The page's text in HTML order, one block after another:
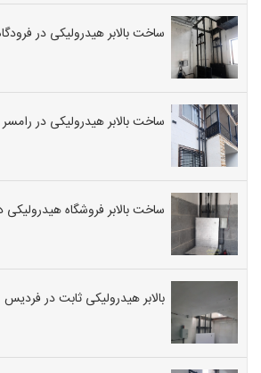
ساخت بالابر هیدرولیکی در
ساخت بالابر هیدرولیکی در رامسر
ساخت بالابر فروشگاه
بالابر هیدرولیکی ثابت در فردیس